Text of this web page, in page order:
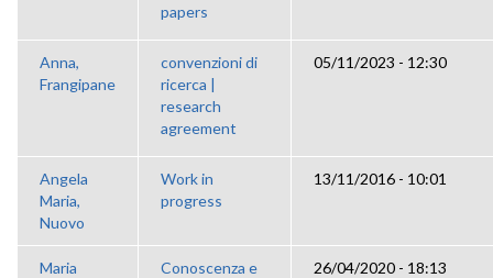
papers
Anna,
Frangipane
convenzioni di
ricerca |
research
agreement
05/11/2023 - 12:30
Angela
Maria,
Nuovo
Work in
progress
13/11/2016 - 10:01
Maria
Conoscenza e
26/04/2020 - 18:13